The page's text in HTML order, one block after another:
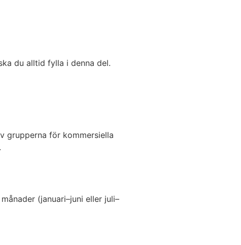
du alltid fylla i denna del.
grupperna för kommersiella
(januari–juni eller juli–